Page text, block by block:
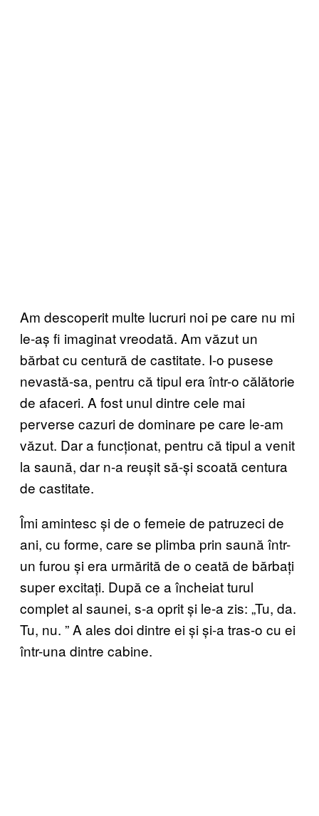
Am descoperit multe lucruri noi pe care nu mi
le-aș fi imaginat vreodată. Am văzut un
bărbat cu centură de castitate. I-o pusese
nevastă-sa, pentru că tipul era într-o călătorie
de afaceri. A fost unul dintre cele mai
perverse cazuri de dominare pe care le-am
văzut. Dar a funcționat, pentru că tipul a venit
la saună, dar n-a reușit să-și scoată centura
de castitate.
Îmi amintesc și de o femeie de patruzeci de
ani, cu forme, care se plimba prin saună într-
un furou și era urmărită de o ceată de bărbați
super excitați. După ce a încheiat turul
complet al saunei, s-a oprit și le-a zis: „Tu, da.
Tu, nu. ” A ales doi dintre eiși și-a tras-o cu ei
într-una dintre cabine.